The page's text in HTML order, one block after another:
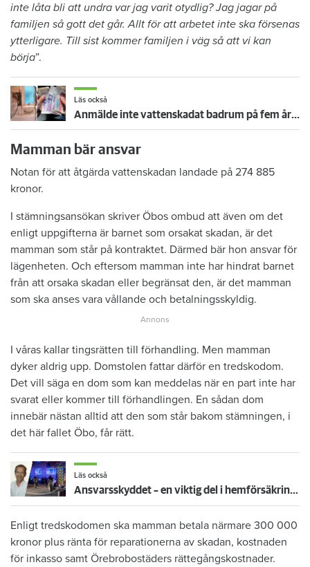
inte låta bli att undra var jag varit otydlig? Jag jagar på
familjen så gott det går. Allt för att arbetet inte ska försenas
ytterligare. Till sist kommer familjen i väg så att vi kan
börja”.
Läs också
Anmälde inte vattenskadat badrum på fem år – krävs på 125 000 kronor
Mamman bär ansvar
Notan för att åtgärda vattenskadan landade på 274 885
kronor.
I stämningsansökan skriver Öbos ombud att även om det
enligt uppgifterna är barnet som orsakat skadan, är det
mamman som står på kontraktet. Därmed bär hon ansvar för
lägenheten. Och eftersom mamman inte har hindrat barnet
från att orsaka skadan eller begränsat den, är det mamman
som ska anses vara vållande och betalningsskyldig.
I våras kallar tingsrätten till förhandling. Men mamman
dyker aldrig upp. Domstolen fattar därför en tredskodom.
Det vill säga en dom som kan meddelas när en part inte har
svarat eller kommer till förhandlingen. En sådan dom
innebär nästan alltid att den som står bakom stämningen, i
det här fallet Öbo, får rätt.
Läs också
Ansvarsskyddet – en viktig del i hemförsäkringen
Enligt tredskodomen ska mamman betala närmare 300 000
kronor plus ränta för reparationerna av skadan, kostnaden
för inkasso samt Örebrobostäders rättegångskostnader.